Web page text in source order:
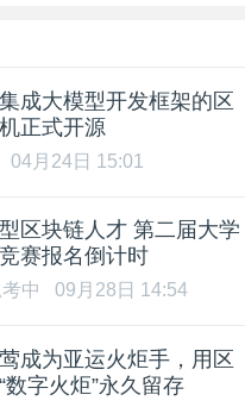
成大模型开发框架的区
正式开源
04月24日 15:01
区块链人才 第二届大学
赛报名倒计时
中 09月28日 14:54
成为亚运火炬手，用区
数字火炬”永久留存